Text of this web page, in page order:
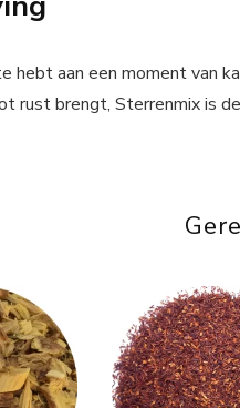
hebt aan een moment van
rust brengt, Sterrenmix is